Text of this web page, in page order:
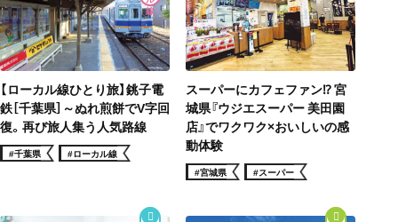
【ローカル線ひとり旅】銚子電
鉄［千葉県］～ぬれ煎餅でV字回
復。再び旅人集う人気路線
#千葉県 #ローカル線
スーパーにカフェファン⁉ 宮
城県『ウジエスーパー 美田園
店』でワクワク×おいしいの感
動体験
#宮城県 #スーパー